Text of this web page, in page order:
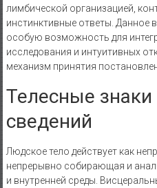
лимбической организацией,
инстинктивные ответы. Данное
особую возможность для
исследования и интуитивных
механизм принятия
Телесные знаки
сведений
Людское тело действует как
непрерывно собирающая и
и внутренней среды.